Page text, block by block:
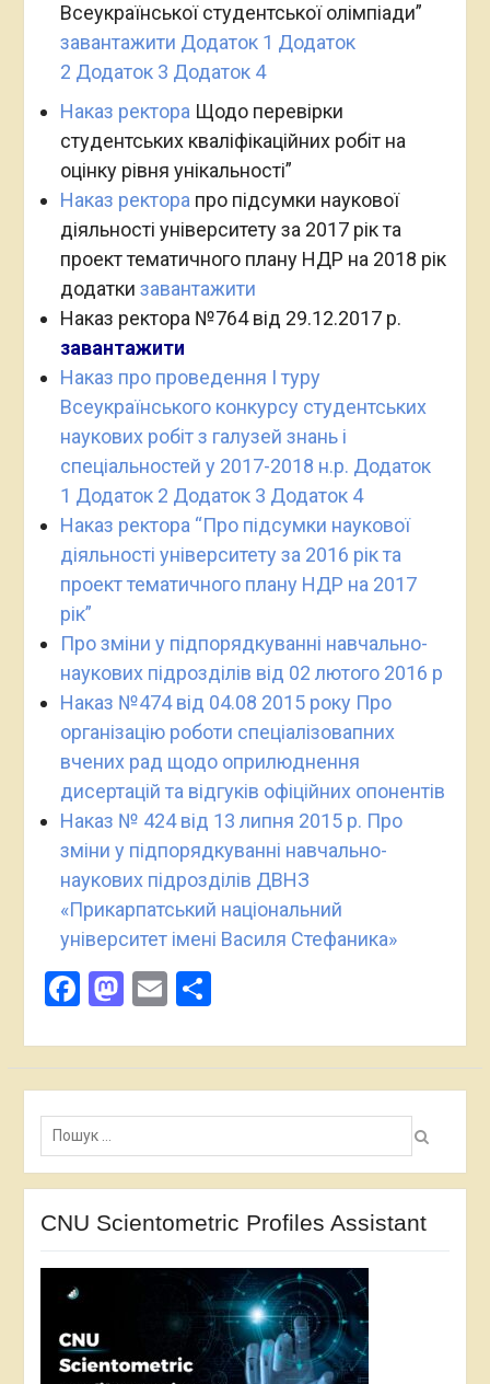
Всеукраїнської студентської олімпіади”
завантажити Додаток 1 Додаток
2 Додаток 3 Додаток 4
Наказ ректора Щодо перевірки
студентських кваліфікаційних робіт на
оцінку рівня унікальності”
Наказ ректора про підсумки наукової
діяльності університету за 2017 рік та
проект тематичного плану НДР на 2018 рік
додатки завантажити
Наказ ректора №764 від 29.12.2017 р.
завантажити
Наказ про проведення І туру
Всеукраїнського конкурсу студентських
наукових робіт з галузей знань і
спеціальностей у 2017-2018 н.р. Додаток
1 Додаток 2 Додаток 3 Додаток 4
Наказ ректора “Про підсумки наукової
діяльності університету за 2016 рік та
проект тематичного плану НДР на 2017
рік”
Про зміни у підпорядкуванні навчально-
наукових підрозділів від 02 лютого 2016 р
Наказ №474 від 04.08 2015 року Про
організацію роботи спеціалізовапних
вчених рад щодо оприлюднення
дисертацій та відгуків офіційних опонентів
Наказ № 424 від 13 липня 2015 р. Про
зміни у підпорядкуванні навчально-
наукових підрозділів ДВНЗ
«Прикарпатський національний
університет імені Василя Стефаника»
Facebook
Mastodon
EmailПоділитися
Пошук:
CNU Scientometric Profiles Assistant